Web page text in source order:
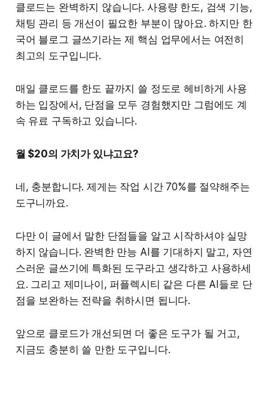
클로드는 완벽하지 않습니다. 사용량 한도, 검색 기능,
채팅 관리 등 개선이 필요한 부분이 많아요. 하지만 한
국어 블로그 글쓰기라는 제 핵심 업무에서는 여전히
최고의 도구입니다.
매일 클로드를 한도 끝까지 쓸 정도로 헤비하게 사용
하는 입장에서, 단점을 모두 경험했지만 그럼에도 계
속 유료 구독하고 있습니다.
월 $20의 가치가 있냐고요?
네, 충분합니다. 제게는 작업 시간 70%를 절약해주는
도구니까요.
다만 이 글에서 말한 단점들을 알고 시작하셔야 실망
하지 않습니다. 완벽한 만능 AI를 기대하지 말고, 자연
스러운 글쓰기에 특화된 도구라고 생각하고 사용하세
요. 그리고 제미나이, 퍼플렉시티 같은 다른 AI들로 단
점을 보완하는 전략을 취하시면 됩니다.
앞으로 클로드가 개선되면 더 좋은 도구가 될 거고,
지금도 충분히 쓸 만한 도구입니다.